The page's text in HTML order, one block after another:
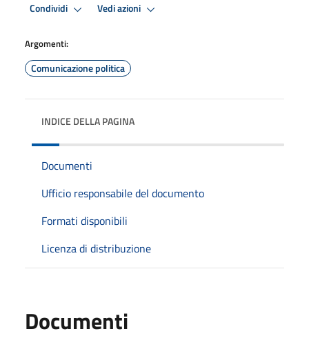
Condividi Vedi azioni
Argomenti:
Comunicazione politica
INDICE DELLA PAGINA
Documenti
Ufficio responsabile del documento
Formati disponibili
Licenza di distribuzione
Documenti